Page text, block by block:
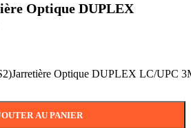
Optique DUPLEX
Optique DUPLEX LC/UPC
AU PANIER